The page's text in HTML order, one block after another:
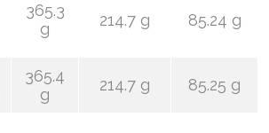
365.3
g
214.7 g 85.24 g
365.4
g
214.7 g 85.25 g